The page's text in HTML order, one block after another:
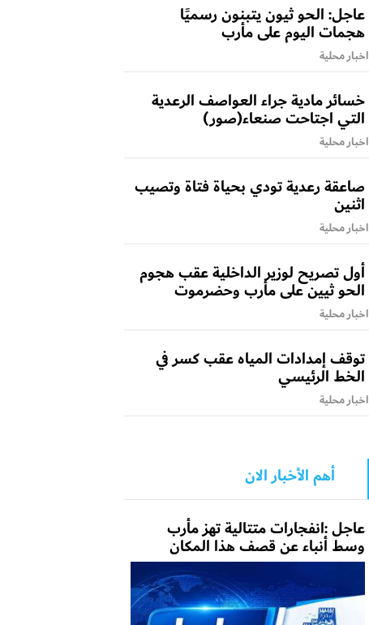
عاجل: الحو ثيون يتبنون رسميًا
هجمات اليوم على مأرب
اخبار محلية
خسائر مادية جراء العواصف الرعدية
التي اجتاحت صنعاء(صور)
اخبار محلية
صاعقة رعدية تودي بحياة فتاة وتصيب
اثنين
اخبار محلية
أول تصريح لوزير الداخلية عقب هجوم
الحو ثيين على مأرب وحضرموت
اخبار محلية
توقف إمدادات المياه عقب كسر في
الخط الرئيسي
اخبار محلية
أهم الأخبار الان
عاجل :انفجارات متتالية تهز مأرب
وسط أنباء عن قصف هذا المكان